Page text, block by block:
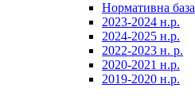
Нормативна база
2023-2024 н.р.
2024-2025 н.р.
2022-2023 н. р.
2020-2021 н.р.
2019-2020 н.р.